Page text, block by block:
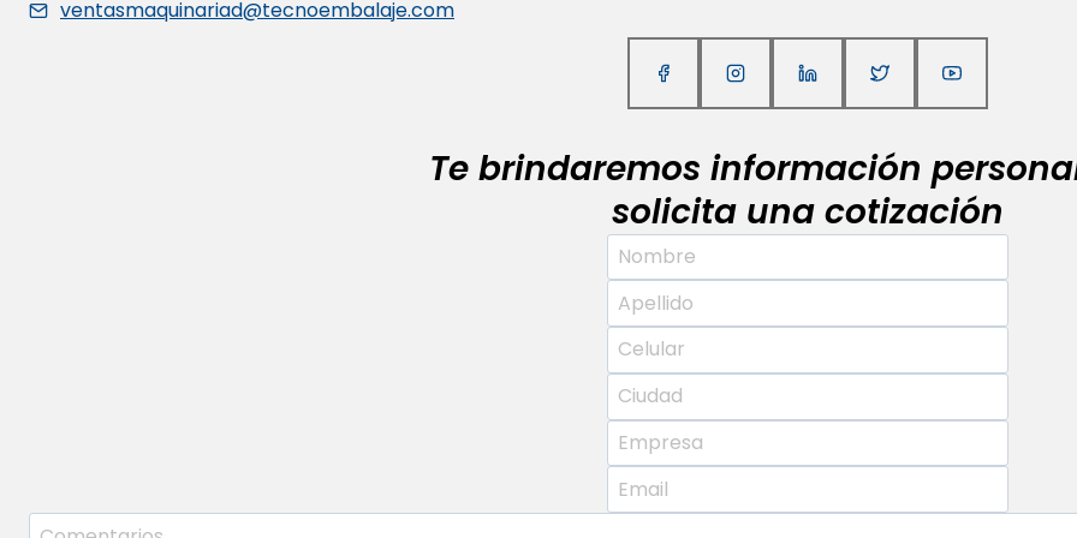
ventasmaquinariad@tecnoembalaje.com
Te brindaremos información
solicita una cotización